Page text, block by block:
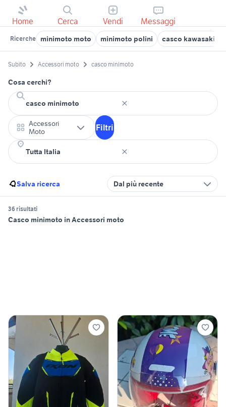
Home Cerca Vendi Messaggi
Ricerche minimoto moto minimoto polini casco kawasaki
Subito Accessori moto casco minimoto
Cosa cerchi?
Accessori
Moto
Filtri
Salva ricerca Dal più recente
36 risultati
Casco minimoto in Accessori moto